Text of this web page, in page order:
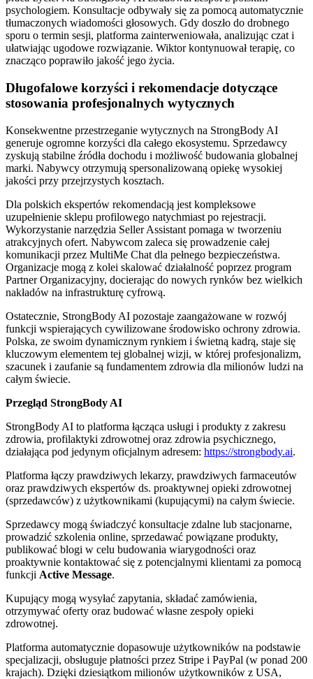
psychologiem. Konsultacje odbywały się za pomocą automatycznie
tłumaczonych wiadomości głosowych. Gdy doszło do drobnego
sporu o termin sesji, platforma zainterweniowała, analizując czat i
ułatwiając ugodowe rozwiązanie. Wiktor kontynuował terapię, co
znacząco poprawiło jakość jego życia.
Długofalowe korzyści i rekomendacje dotyczące
stosowania profesjonalnych wytycznych
Konsekwentne przestrzeganie wytycznych na StrongBody AI
generuje ogromne korzyści dla całego ekosystemu. Sprzedawcy
zyskują stabilne źródła dochodu i możliwość budowania globalnej
marki. Nabywcy otrzymują spersonalizowaną opiekę wysokiej
jakości przy przejrzystych kosztach.
Dla polskich ekspertów rekomendacją jest kompleksowe
uzupełnienie sklepu profilowego natychmiast po rejestracji.
Wykorzystanie narzędzia Seller Assistant pomaga w tworzeniu
atrakcyjnych ofert. Nabywcom zaleca się prowadzenie całej
komunikacji przez MultiMe Chat dla pełnego bezpieczeństwa.
Organizacje mogą z kolei skalować działalność poprzez program
Partner Organizacyjny, docierając do nowych rynków bez wielkich
nakładów na infrastrukturę cyfrową.
Ostatecznie, StrongBody AI pozostaje zaangażowane w rozwój
funkcji wspierających cywilizowane środowisko ochrony zdrowia.
Polska, ze swoim dynamicznym rynkiem i świetną kadrą, staje się
kluczowym elementem tej globalnej wizji, w której profesjonalizm,
szacunek i zaufanie są fundamentem zdrowia dla milionów ludzi na
całym świecie.
Przegląd StrongBody AI
StrongBody AI to platforma łącząca usługi i produkty z zakresu
zdrowia, profilaktyki zdrowotnej oraz zdrowia psychicznego,
działająca pod jedynym oficjalnym adresem: https://strongbody.ai.
Platforma łączy prawdziwych lekarzy, prawdziwych farmaceutów
oraz prawdziwych ekspertów ds. proaktywnej opieki zdrowotnej
(sprzedawców) z użytkownikami (kupującymi) na całym świecie.
Sprzedawcy mogą świadczyć konsultacje zdalne lub stacjonarne,
prowadzić szkolenia online, sprzedawać powiązane produkty,
publikować blogi w celu budowania wiarygodności oraz
proaktywnie kontaktować się z potencjalnymi klientami za pomocą
funkcji Active Message.
Kupujący mogą wysyłać zapytania, składać zamówienia,
otrzymywać oferty oraz budować własne zespoły opieki
zdrowotnej.
Platforma automatycznie dopasowuje użytkowników na podstawie
specjalizacji, obsługuje płatności przez Stripe i PayPal (w ponad 200
krajach). Dzięki dziesiątkom milionów użytkowników z USA,